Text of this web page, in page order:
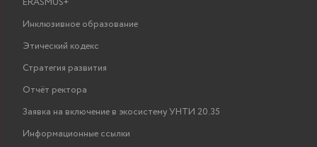
Инклюзивное образование
Этический кодекс
Стратегия развития
Отчёт ректора
Заявка на включение в экосистему УНТИ 20.35
Информационные ссылки